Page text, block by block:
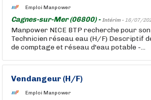
Emploi Manpower
Cagnes-sur-Mer (06800) -Intérim - 16/07/
Manpower NICE BTP recherche pour
Technicien réseau eau (H/F) Descriptif
de comptage et réseau d'eau potable -...
Vendangeur (H/F)
Emploi Manpower